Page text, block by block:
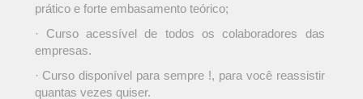
prático e forte embasamento teórico;
· Curso acessível de todos os colaboradores das
empresas.
· Curso disponível para sempre !, para você reassistir
quantas vezes quiser.